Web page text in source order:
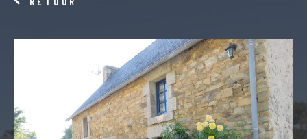
d'offre
Offres locations vacances
Type